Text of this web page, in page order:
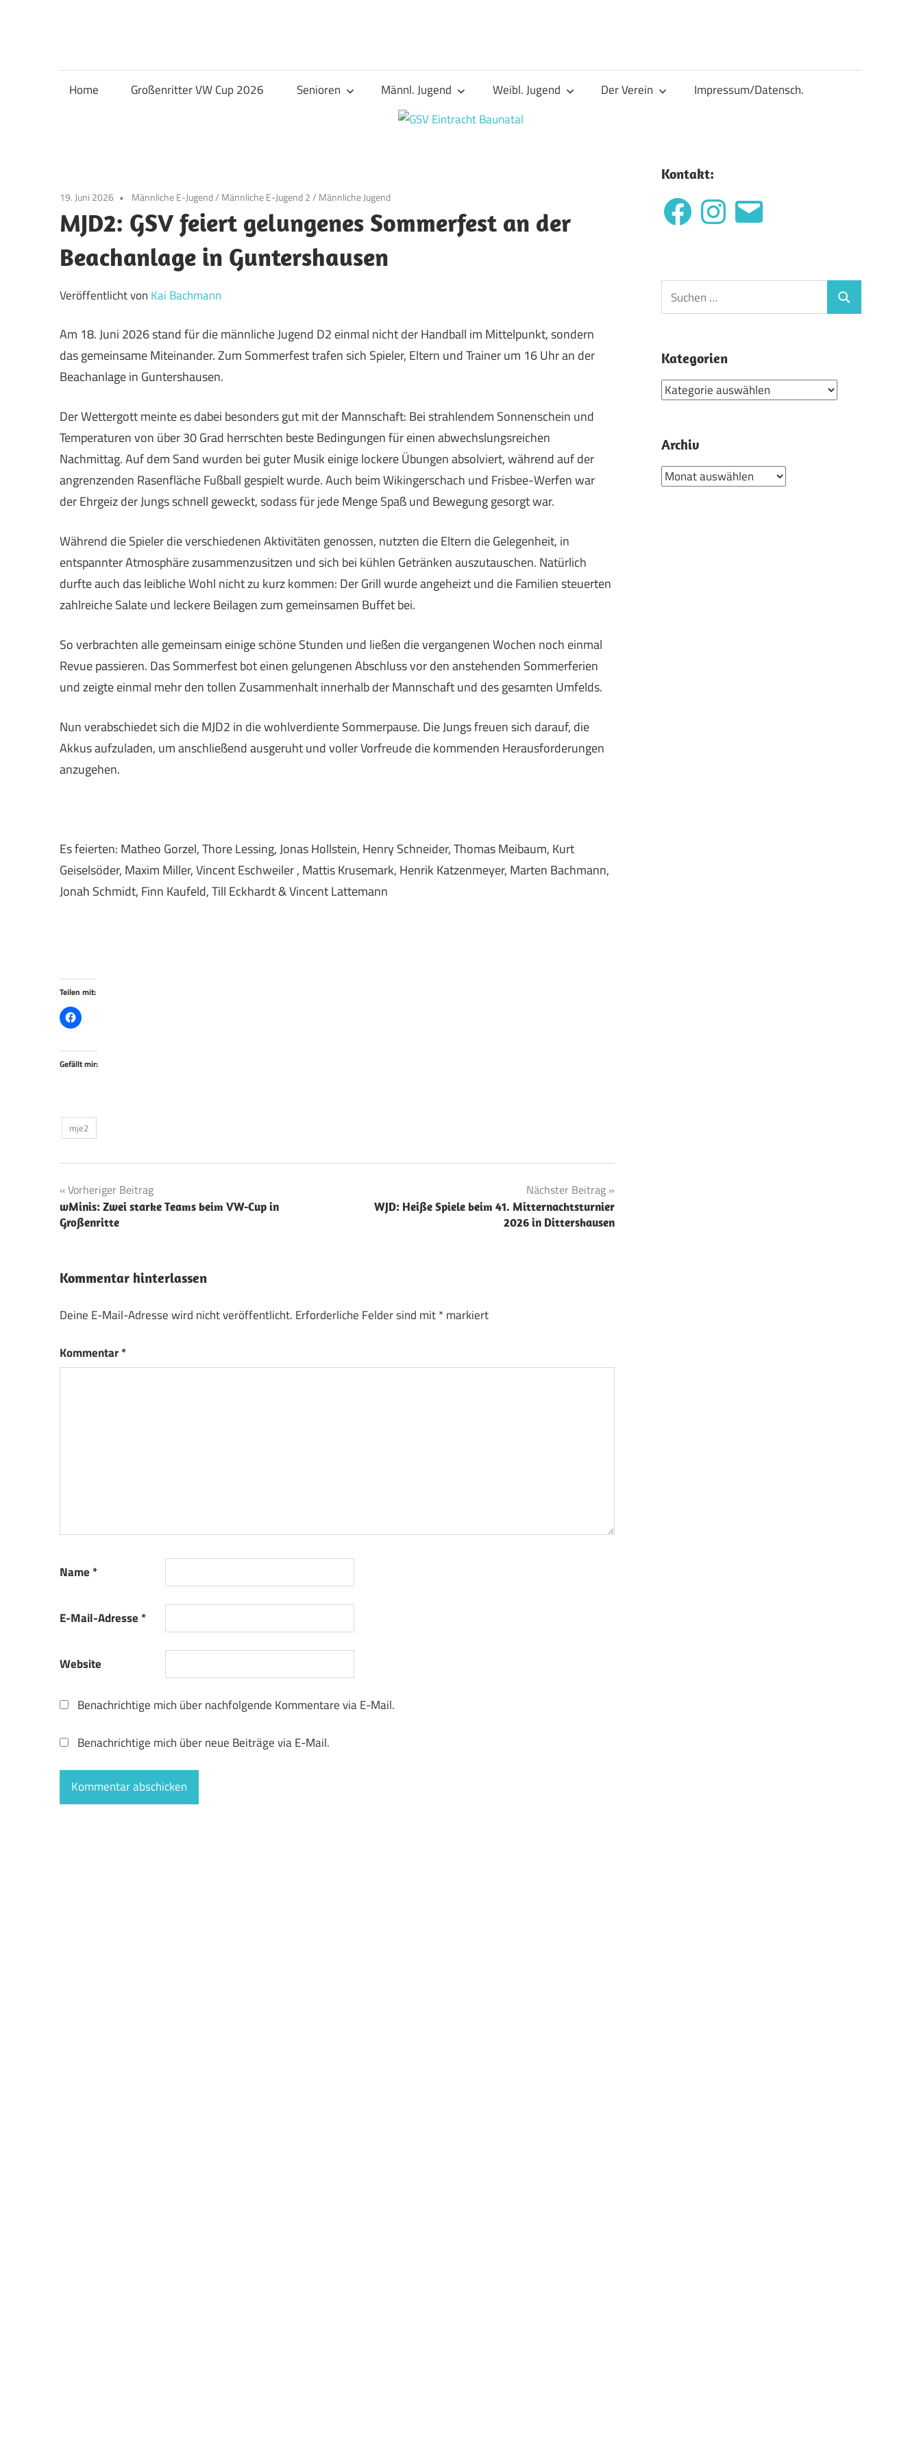
GSV
Eintracht
Home Großenritter VW Cup 2026 Senioren Männl. Jugend Weibl. Jugend Der Verein Impressum/Datensch.
19. Juni 2026 Männliche E-Jugend/ Männliche E-Jugend 2/ Männliche Jugend
MJD2: GSV feiert gelungenes Sommerfest an der
Beachanlage in Guntershausen
Veröffentlicht von Kai Bachmann
Am 18. Juni 2026 stand für die männliche Jugend D2 einmal nicht der Handball im Mittelpunkt, sondern
das gemeinsame Miteinander. Zum Sommerfest trafen sich Spieler, Eltern und Trainer um 16 Uhr an der
Beachanlage in Guntershausen.
Der Wettergott meinte es dabei besonders gut mit der Mannschaft: Bei strahlendem Sonnenschein und
Temperaturen von über 30 Grad herrschten beste Bedingungen für einen abwechslungsreichen
Nachmittag. Auf dem Sand wurden bei guter Musik einige lockere Übungen absolviert, während auf der
angrenzenden Rasenfläche Fußball gespielt wurde. Auch beim Wikingerschach und Frisbee-Werfen war
der Ehrgeiz der Jungs schnell geweckt, sodass für jede Menge Spaß und Bewegung gesorgt war.
Während die Spieler die verschiedenen Aktivitäten genossen, nutzten die Eltern die Gelegenheit, in
entspannter Atmosphäre zusammenzusitzen und sich bei kühlen Getränken auszutauschen. Natürlich
durfte auch das leibliche Wohl nicht zu kurz kommen: Der Grill wurde angeheizt und die Familien steuerten
zahlreiche Salate und leckere Beilagen zum gemeinsamen Buffet bei.
So verbrachten alle gemeinsam einige schöne Stunden und ließen die vergangenen Wochen noch einmal
Revue passieren. Das Sommerfest bot einen gelungenen Abschluss vor den anstehenden Sommerferien
und zeigte einmal mehr den tollen Zusammenhalt innerhalb der Mannschaft und des gesamten Umfelds.
Nun verabschiedet sich die MJD2 in die wohlverdiente Sommerpause. Die Jungs freuen sich darauf, die
Akkus aufzuladen, um anschließend ausgeruht und voller Vorfreude die kommenden Herausforderungen
anzugehen.
Es feierten: Matheo Gorzel, Thore Lessing, Jonas Hollstein, Henry Schneider, Thomas Meibaum, Kurt
Geiselsöder, Maxim Miller,VincentEschweiler, Mattis Krusemark, Henrik Katzenmeyer, Marten Bachmann,
Jonah Schmidt, Finn Kaufeld, Till Eckhardt&Vincent Lattemann
Teilen mit:
Gefällt mir:
mje2
Beitragsnavigation
Vorheriger Beitrag
wMinis: Zwei starke Teams beim VW-Cup in
Großenritte
Nächster Beitrag
WJD: Heiße Spiele beim 41. Mitternachtsturnier
2026 in Dittershausen
Kommentar hinterlassen
Deine E-Mail-Adresse wird nicht veröffentlicht. Erforderliche Felder sind mit*markiert
Kommentar*
Name *
E-Mail-Adresse *
Website
Benachrichtige mich über nachfolgende Kommentare via E-Mail.
Benachrichtige mich über neue Beiträge via E-Mail.
Kontakt:
FacebookInstagram
E-
Mail
Suchen
nach:
Suchen
Kategorien
Kategorien
Archiv
Archiv